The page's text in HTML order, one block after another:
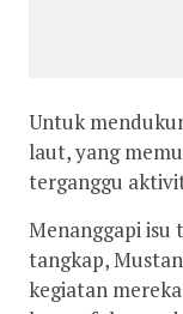
Untuk
laut, yang
terganggu
Menanggapi isu
tangkap,
kegiatan